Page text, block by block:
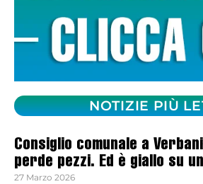
NOTIZIE PIÙ
Consiglio comunale a
perde pezzi. Ed è giallo su
27 Marzo 2026